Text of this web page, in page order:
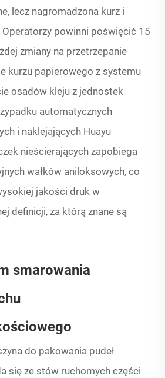
lecz nagromadzona kurz i
Operatorzy powinni poświęcić 15
zmiany na przetrzepanie
kurzu papierowego z systemu
osadów kleju z jednostek
automatycznych
i naklejających Huayu
nieścierających zapobiega
wałków aniloksowych, co
jakości druk w
definicji, za którą znane są
smarowania
do pakowania pudeł
się ze stów ruchomych części